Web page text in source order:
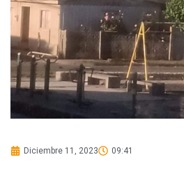
Diciembre 11, 2023 09:41